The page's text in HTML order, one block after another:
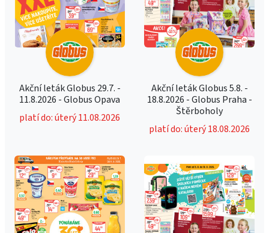
Akční leták Globus 29.7. -
11.8.2026 - Globus Opava
platí do: úterý 11.08.2026
Akční leták Globus 5.8. -
18.8.2026 - Globus Praha -
Štěrboholy
platí do: úterý 18.08.2026